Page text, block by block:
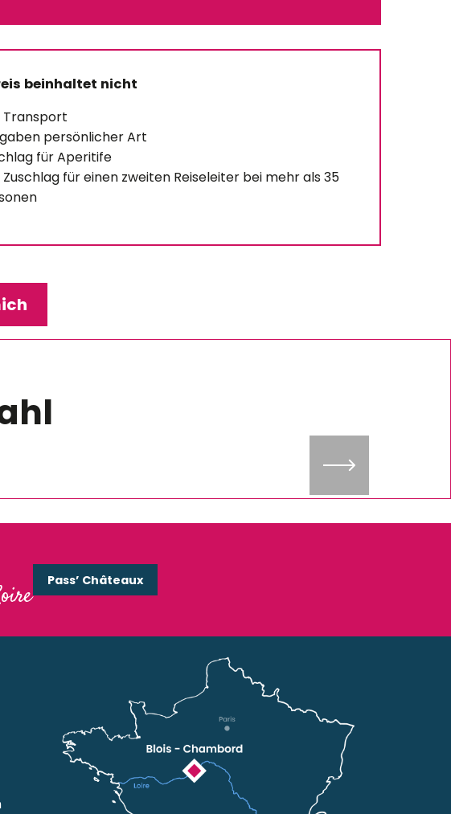
beinhaltet nicht
Transport
persönlicher Art
für Aperitife
Zuschlag für einen zweiten Reiseleiter bei mehr als 35
Pass’ Châteaux